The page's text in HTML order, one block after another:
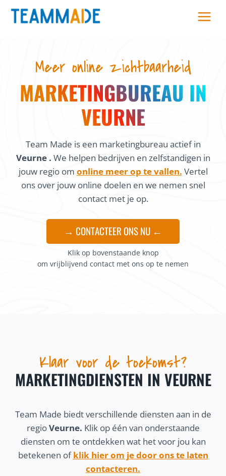
Skip
Meer online zichtbaarheid
MARKETINGBUREAU IN
VEURNE
Team Made is een marketingbureau actief in
Veurne . We helpen bedrijven en zelfstandigen in
jouw regio om online meer op te vallen. Vertel
ons over jouw online doelen en we nemen snel
contact met je op.
→ CONTACTEER ONS NU ←
Klik op bovenstaande knop
om vrijblijvend contact met ons op te nemen
Klaar voor de toekomst?
MARKETINGDIENSTEN IN VEURNE
Team Made biedt verschillende diensten aan in de
regioVeurne. Klik op één van onderstaande
diensten om te ontdekken wat het voor jou kan
betekenen ofklik hier om je door ons te laten
contacteren.